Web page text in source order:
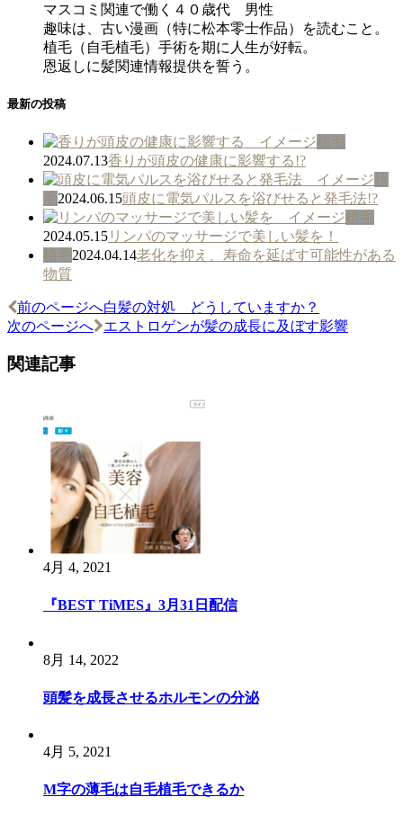
マスコミ関連で働く４０歳代 男性
趣味は、古い漫画（特に松本零士作品）を読むこと。
植毛（自毛植毛）手術を期に人生が好転。
恩返しに髪関連情報提供を誓う。
最新の投稿
植毛
2024.07.13香りが頭皮の健康に影響する!?
植
毛 2024.06.15頭皮に電気パルスを浴びせると発毛法!?
植毛
2024.05.15リンパのマッサージで美しい髪を！
植毛 2024.04.14老化を抑え、寿命を延ばす可能性がある
物質
投
稿
ナ
前のページへ白髪の対処 どうしていますか？
次のページへ
エストロゲンが髪の成長に及ぼす影響
関連記事
4月 4, 2021
『BEST TiMES』3月31日配信
8月 14, 2022
頭髪を成長させるホルモンの分泌
4月 5, 2021
M字の薄毛は自毛植毛できるか